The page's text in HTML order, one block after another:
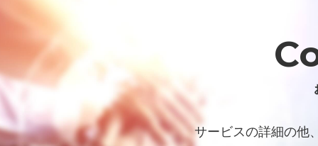
サービスの詳細の他